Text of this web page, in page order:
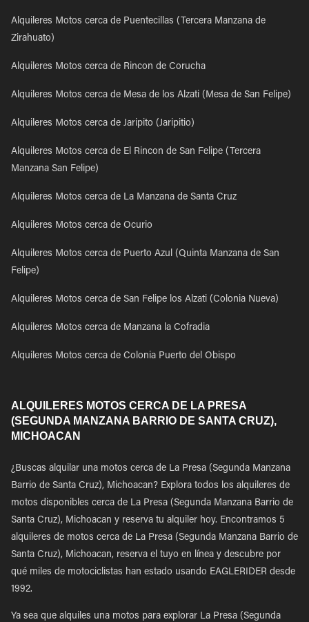
Alquileres Motos cerca de Puentecillas (Tercera Manzana de
Zirahuato)
Alquileres Motos cerca de Rincon de Corucha
Alquileres Motos cerca de Mesa de los Alzati (Mesa de San Felipe)
Alquileres Motos cerca de Jaripito (Jaripitio)
Alquileres Motos cerca de El Rincon de San Felipe (Tercera
Manzana San Felipe)
Alquileres Motos cerca de La Manzana de Santa Cruz
Alquileres Motos cerca de Ocurio
Alquileres Motos cerca de Puerto Azul (Quinta Manzana de San
Felipe)
Alquileres Motos cerca de San Felipe los Alzati (Colonia Nueva)
Alquileres Motos cerca de Manzana la Cofradia
Alquileres Motos cerca de Colonia Puerto del Obispo
ALQUILERES MOTOS CERCA DE LA PRESA
(SEGUNDA MANZANA BARRIO DE SANTA CRUZ),
MICHOACAN
¿Buscas alquilar una motos cerca de La Presa (Segunda Manzana
Barrio de Santa Cruz), Michoacan? Explora todos los alquileres de
motos disponibles cerca de La Presa (Segunda Manzana Barrio de
Santa Cruz), Michoacan y reserva tu alquiler hoy. Encontramos 5
alquileres de motos cerca de La Presa (Segunda Manzana Barrio de
Santa Cruz), Michoacan, reserva el tuyo en línea y descubre por
qué miles de motociclistas han estado usando EAGLERIDER desde
1992.
Ya sea que alquiles una motos para explorar La Presa (Segunda